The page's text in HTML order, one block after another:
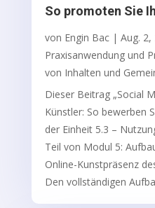
So promoten Sie
von Engin Bac| Aug. 2,
Praxisanwendung und
von Inhalten und
Dieser Beitrag „Social
Künstler: So bewerben
der Einheit 5.3 –
Teil von Modul 5:
Online-Kunstpräsenz
Den vollständigen